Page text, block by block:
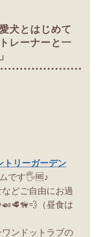
犬とはじめて
レーナーと一
トリーガーデン
です🖐️🆓♪
どご自由にお過
（昼食は
ンドットラブの